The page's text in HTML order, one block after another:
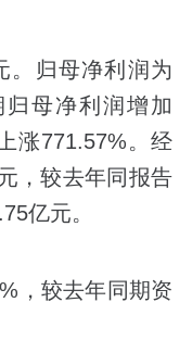
。归母净利润为
母净利润增加
涨771.57%。经
，较去年同报告
亿元。
，较去年同期资